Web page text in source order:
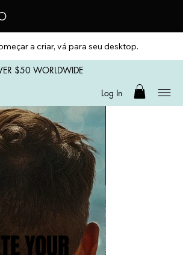
a criar, vá para seu desktop.